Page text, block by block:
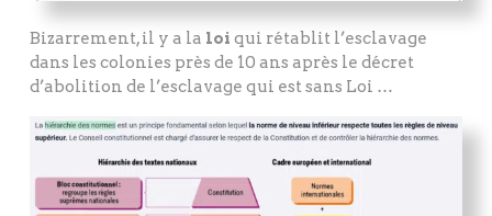
Bizarrement, il y a la loi qui rétablit l’esclavage
dans les colonies près de 10 ans après le décret
d’abolition de l’esclavage qui est sans Loi …